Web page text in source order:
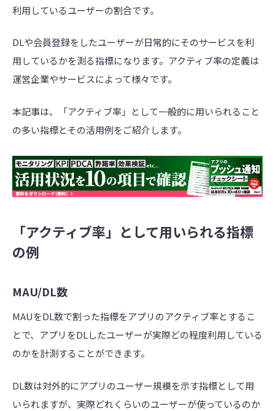
利用しているユーザーの割合です。
DLや会員登録をしたユーザーが日常的にそのサービスを利
用しているかを測る指標になります。アクティブ率の定義は
運営企業やサービスによって様々です。
本記事は、「アクティブ率」として一般的に用いられること
の多い指標とその活用例をご紹介します。
「アクティブ率」として用いられる指標
の例
MAU/DL数
MAUをDL数で割った指標をアプリのアクティブ率とするこ
とで、アプリをDLしたユーザーが実際どの程度利用している
のかを計測することができます。
DL数は対外的にアプリのユーザー規模を示す指標として用
いられますが、実際どれくらいのユーザーが使っているのか